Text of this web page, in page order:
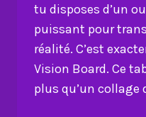
tu disposes d’un
puissant pour
réalité. C’est
Vision Board. Ce
plus qu’un collage